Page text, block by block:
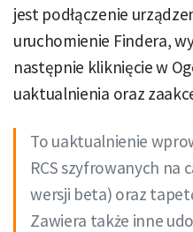
jest podłączenie
uruchomienie Findera,
następnie kliknięcie w
uaktualnienia oraz
To uaktualnienie
RCS szyfrowanych na
wersji beta) oraz
Zawiera także inne